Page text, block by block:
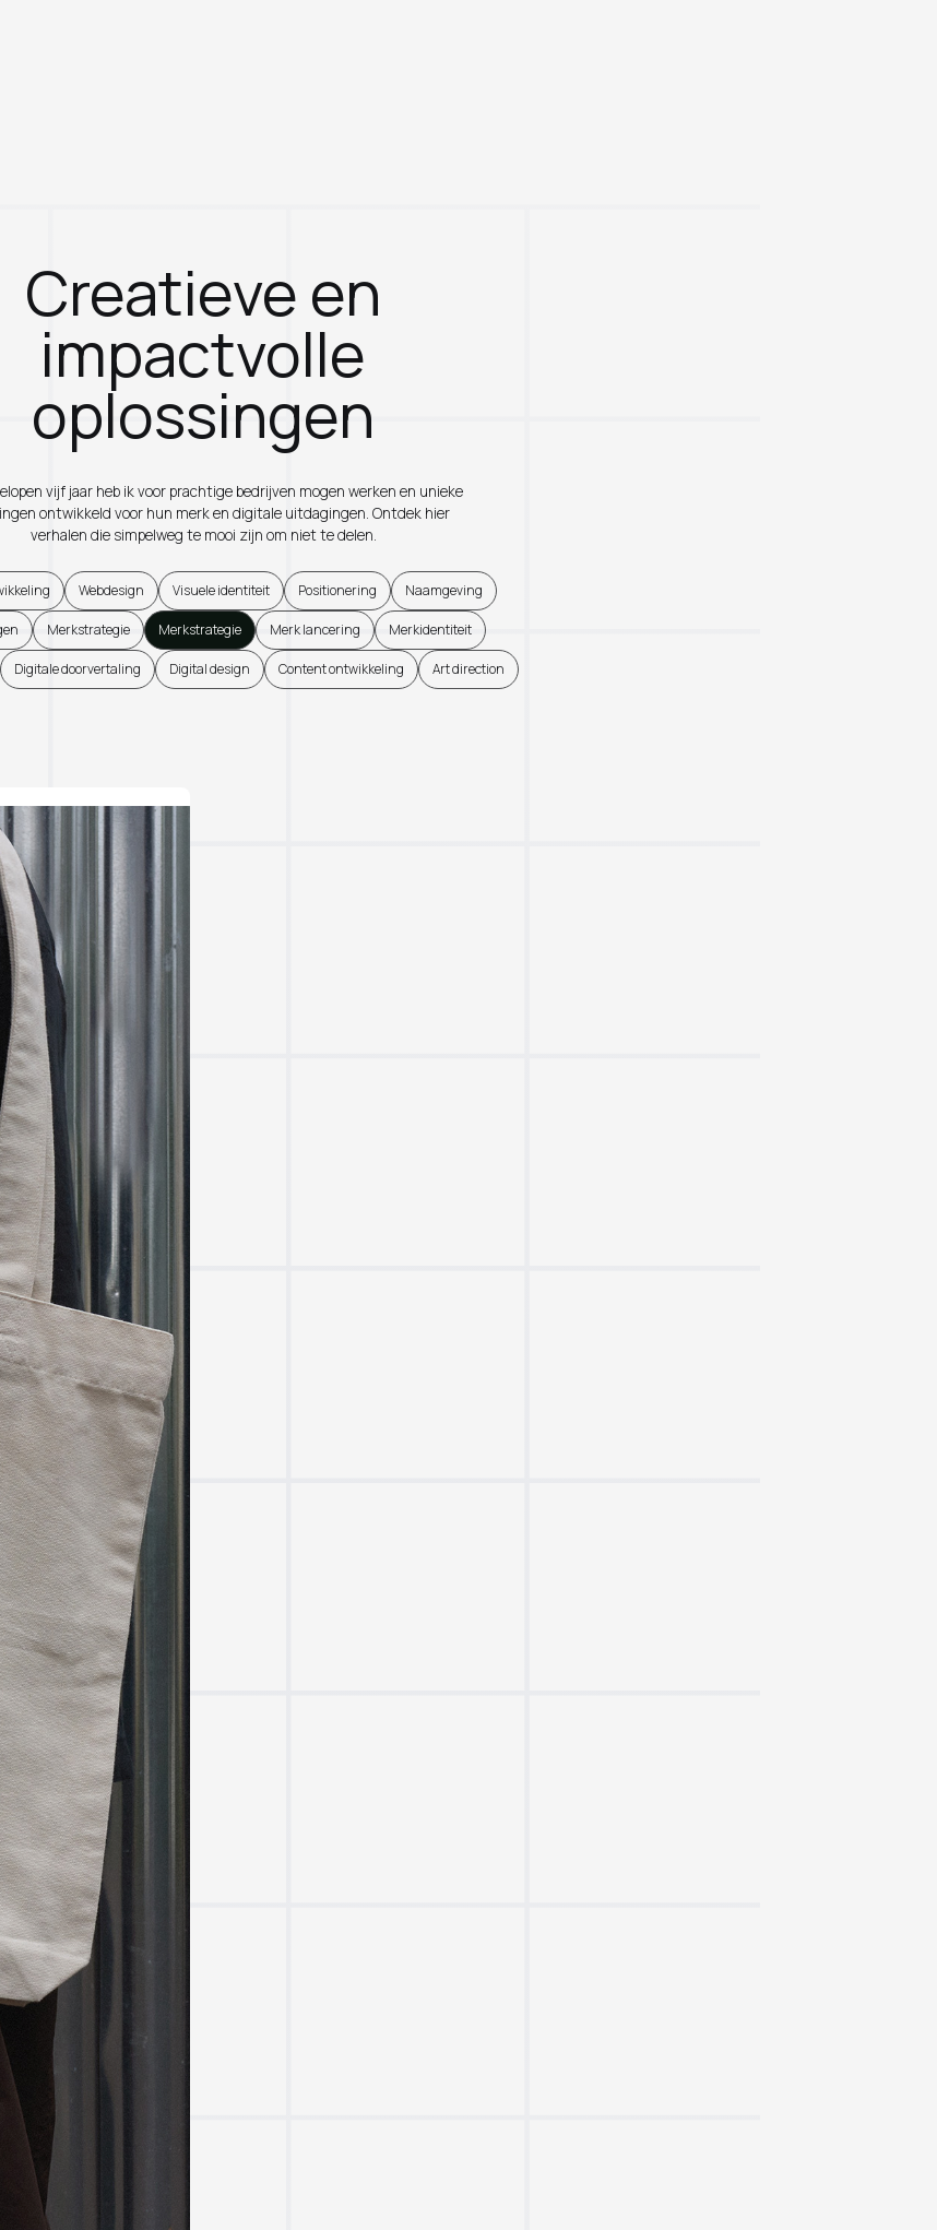
Creatieve en
impactvolle
oplossingen
vijf jaar heb ik voor prachtige bedrijven mogen werken en unieke
ontwikkeld voor hun merk en digitale uitdagingen. Ontdek hier
verhalen die simpelweg te mooi zijn om niet te delen.
Webdesign Visuele identiteit Positionering Naamgeving
Merkstrategie Merkstrategie Merk lancering Merkidentiteit
Digitale doorvertaling Digital design Content ontwikkeling Art direction